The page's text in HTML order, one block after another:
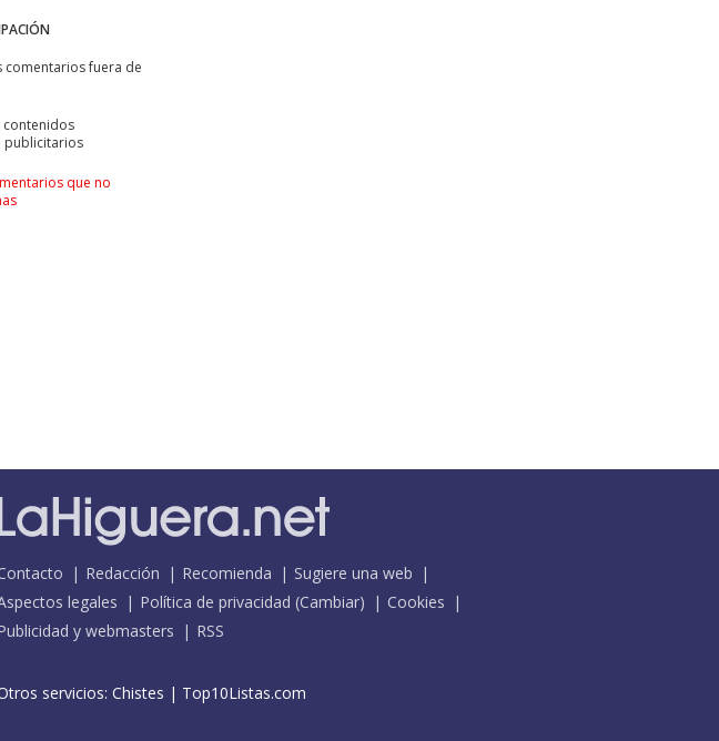
comentarios fuera de
contenidos
publicitarios
que no
Redacción Recomienda
Sugiere una web
legales
Política de privacidad (Cambiar)
Cookies
y webmasters
RSS
servicios: Chistes | Top10Listas.com